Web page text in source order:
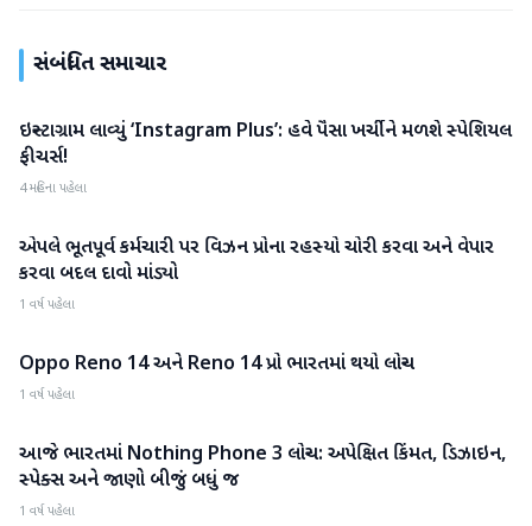
સંબંધિત સમાચાર
ગેજેટ
ઇન્સ્ટાગ્રામ લાવ્યું ‘Instagram Plus’: હવે પૈસા ખર્ચીને મળશે સ્પેશિયલ
ફીચર્સ!
4 મહિના પહેલા
ગેજેટ
એપલે ભૂતપૂર્વ કર્મચારી પર વિઝન પ્રોના રહસ્યો ચોરી કરવા અને વેપાર
કરવા બદલ દાવો માંડ્યો
1 વર્ષ પહેલા
ગેજેટ
Oppo Reno 14 અને Reno 14 પ્રો ભારતમાં થયો લોન્ચ
1 વર્ષ પહેલા
ગેજેટ
આજે ભારતમાં Nothing Phone 3 લોન્ચ: અપેક્ષિત કિંમત, ડિઝાઇન,
સ્પેક્સ અને જાણો બીજું બધું જ
1 વર્ષ પહેલા